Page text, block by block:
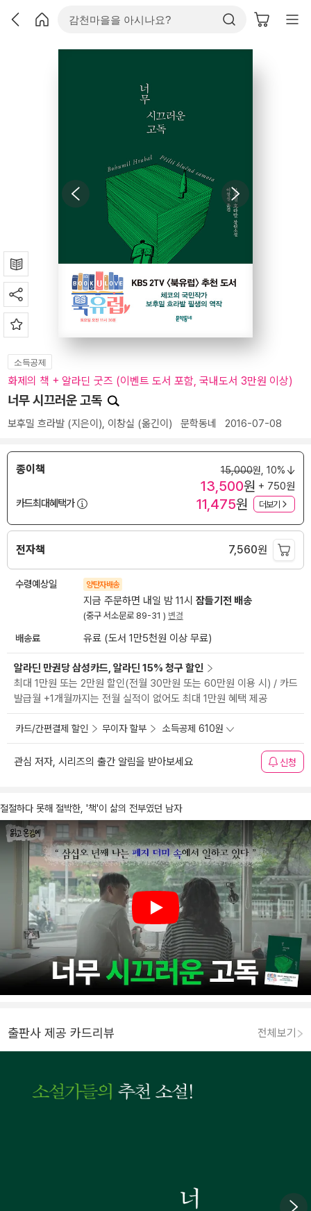
소득공제
화제의 책 + 알라딘 굿즈 (이벤트 도서 포함, 국내도서 3만원 이상)
너무 시끄러운 고독
보후밀 흐라발 (지은이), 이창실 (옮긴이) 문학동네 2016-07-08
종이책 15,000원, 10%
13,500원 + 750원
카드최대혜택가
11,475원 더보기
전자책 7,560원
수령예상일 양탄자배송
지금 주문하면 내일 밤 11시 잠들기전 배송
(중구 서소문로 89-31 ) 변경
배송료 유료 (도서 1만5천원 이상 무료)
알라딘 만권당 삼성카드, 알라딘 15% 청구 할인
최대 1만원 또는 2만원 할인(전월 30만원 또는 60만원 이용 시) / 카드
발급월 +1개월까지는 전월 실적이 없어도 최대 1만원 혜택 제공
카드/간편결제 할인 무이자 할부 소득공제 610원
관심 저자, 시리즈의 출간 알림을 받아보세요 신청
절절하다 못해 절박한, '책'이 삶의 전부였던 남자
Play
출판사 제공 카드리뷰 전체보기